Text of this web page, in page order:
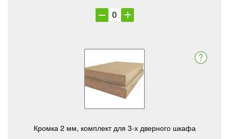
Кромка 2 мм, комплект для 3-х дверного шкафа